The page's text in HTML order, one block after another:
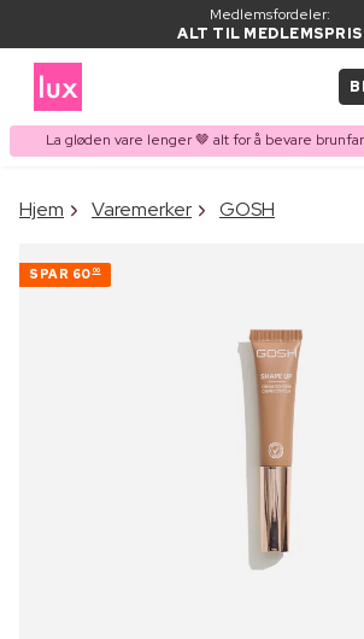
Medlemsfordeler:
ALT TIL MEDLEMSPRIS
La gløden vare lenger 🤎 alt for å bevare
VARE LAGT I
Hjem Varemerker GOSH
SPAR 60 00